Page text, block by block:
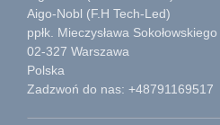
Aigo-Nobl (F.H Tech-Led)
ppłk. Mieczysława
02-327 Warszawa
Polska
Zadzwoń do nas: +48791169517